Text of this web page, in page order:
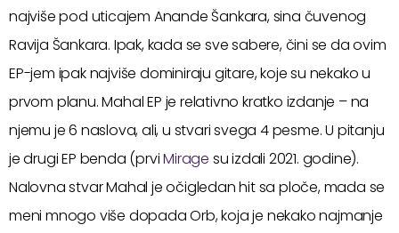
najviše pod uticajem Anande Šankara, sina čuvenog
Ravija Šankara. Ipak, kada se sve sabere, čini se da ovim
EP-jem ipak najviše dominiraju gitare, koje su nekako u
prvom planu. Mahal EP je relativno kratko izdanje – na
njemu je 6 naslova, ali, u stvari svega 4 pesme. U pitanju
je drugi EP benda (prviMirage su izdali 2021. godine).
Nalovna stvar Mahal je očigledan hit sa ploče, mada se
meni mnogo više dopada Orb, koja je nekako najmanje